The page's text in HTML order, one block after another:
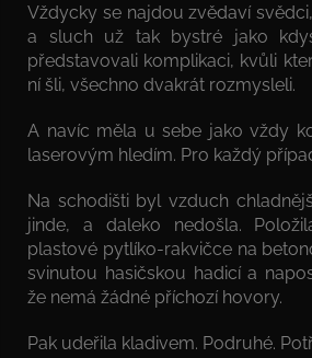
Vždycky se najdou zvědaví
a sluch už tak bystré jako
představovali komplikaci, kvůli
ní šli, všechno dvakrát rozmysleli.
A navíc měla u sebe jako vždy
laserovým hledím. Pro každý
Na schodišti byl vzduch
jinde, a daleko nedošla.
plastové pytlíko-rakvičce na
svinutou hasičskou hadicí a
že nemá žádné příchozí hovory.
Pak udeřila kladivem. Podruhé.